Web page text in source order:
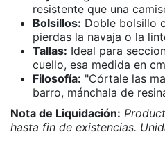
resistente que una
Bolsillos: Doble bolsillo
pierdas la navaja o la
Tallas: Ideal para
cuello, esa medida en
Filosofía: "Córtale las
barro, mánchala de
Nota de Liquidación:
hasta fin de existencias.